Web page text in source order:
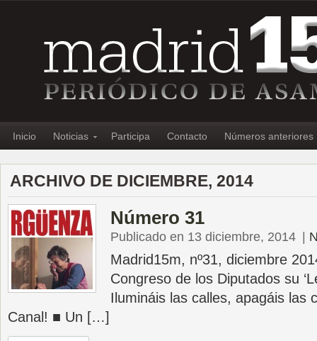
Inicio Noticias Participa Contacto Números anteriores
ARCHIVO DE DICIEMBRE, 2014
Número 31
Publicado en 13 diciembre, 2014
Madrid15m, nº31, diciembre
Congreso de los Diputados su
Ilumináis las calles, apagáis las
Canal! ■ Un […]